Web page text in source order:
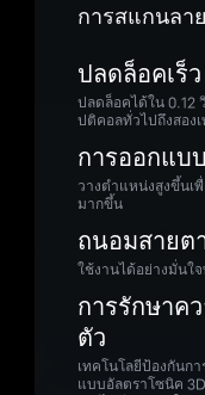
การสแกนลา
ปลดล็อคเร็ว
ปลดล็อคได้ใน 0.12
ปติคอลทั่วไปถึงสอง
การออกแบ
วางตำแหน่งสูงขึ้นเ
มากขึ้น
ถนอมสายต
ใช้งานได้อย่างมั่นใ
การรักษาค
ตัว
เทคโนโลยีป้องกันก
แบบอัลตราโซนิค